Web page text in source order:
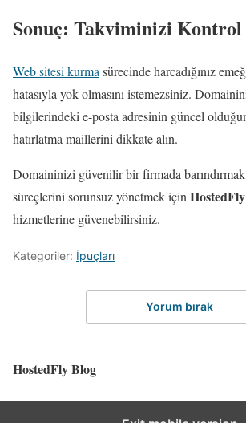
Sonuç: Takviminizi
Web sitesi kurmasürecinde harcadığınız
hatasıyla yok olmasını istemezsiniz.
bilgilerindeki e-posta adresinin güncel
hatırlatma maillerini dikkate alın.
Domaininizi güvenilir bir firmada
süreçlerini sorunsuz yönetmek içinHostedFly
hizmetlerine güvenebilirsiniz.
Kategoriler: İpuçları
Yorum bırak
HostedFly Blog